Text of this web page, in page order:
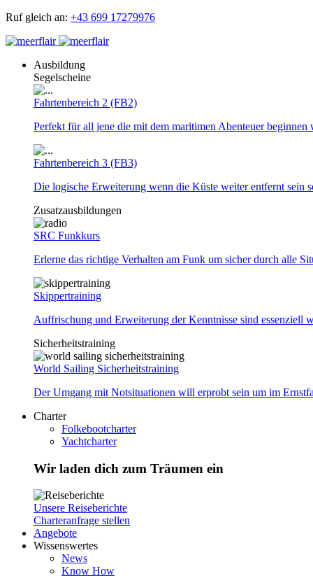
Ruf gleich an: +43 699 17279976
Ausbildung
Segelscheine
Fahrtenbereich 2 (FB2)
Perfekt für all jene die mit dem maritimen Abenteuer beginnen
Fahrtenbereich 3 (FB3)
Die logische Erweiterung wenn die Küste weiter entfernt sein
Zusatzausbildungen
SRC Funkkurs
Erlerne das richtige Verhalten am Funk um sicher durch alle
Skippertraining
Auffrischung und Erweiterung der Kenntnisse sind essenziell
Sicherheitstraining
World Sailing Sicherheitstraining
Der Umgang mit Notsituationen will erprobt sein um im
Charter
Folkebootcharter
Yachtcharter
Wir laden dich zum Träumen ein
Unsere Reiseberichte
Charteranfrage stellen
Angebote
Wissenswertes
News
Know How